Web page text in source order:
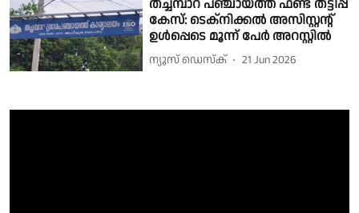
തച്ചമ്പാറ പഞ്ചായത്ത് ഫണ്ട് തട്ടിപ്പ്
കേസ്: ടെക്‌നിക്കൽ അസിസ്റ്റൻ്റ്
ഉൾപ്പെടെ മൂന്ന് പേർ അറസ്റ്റിൽ
ന്യൂസ് ഡെസ്ക് 21 Jun 2026